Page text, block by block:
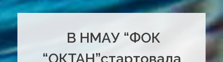
НМАУ "ФОК "ОКТАН" | Официальный сайт
НМАУ "ФОК"ОКТАН". Центр спорта, оздоровления и закаливания. Тел. 8 (84635) 9-68-79
В НМАУ “ФОК